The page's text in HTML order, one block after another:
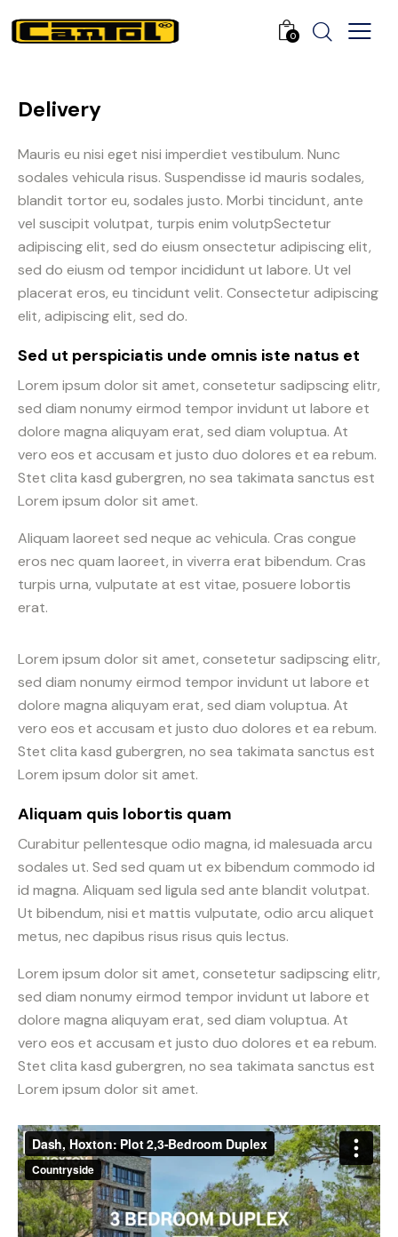
0
Delivery
Mauris eu nisi eget nisi imperdiet vestibulum. Nunc
sodales vehicula risus. Suspendisse id mauris sodales,
blandit tortor eu, sodales justo. Morbi tincidunt, ante
vel suscipit volutpat, turpis enim volutpSectetur
adipiscing elit, sed do eiusm onsectetur adipiscing elit,
sed do eiusm od tempor incididunt ut labore. Ut vel
placerat eros, eu tincidunt velit. Consectetur adipiscing
elit, adipiscing elit, sed do.
Sed ut perspiciatis unde omnis iste natus et
Lorem ipsum dolor sit amet, consetetur sadipscing elitr,
sed diam nonumy eirmod tempor invidunt ut labore et
dolore magna aliquyam erat, sed diam voluptua. At
vero eos et accusam et justo duo dolores et ea rebum.
Stet clita kasd gubergren, no sea takimata sanctus est
Lorem ipsum dolor sit amet.
Aliquam laoreet sed neque ac vehicula. Cras congue
eros nec quam laoreet, in viverra erat bibendum. Cras
turpis urna, vulputate at est vitae, posuere lobortis
erat.
Lorem ipsum dolor sit amet, consetetur sadipscing elitr,
sed diam nonumy eirmod tempor invidunt ut labore et
dolore magna aliquyam erat, sed diam voluptua. At
vero eos et accusam et justo duo dolores et ea rebum.
Stet clita kasd gubergren, no sea takimata sanctus est
Lorem ipsum dolor sit amet.
Aliquam quis lobortis quam
Curabitur pellentesque odio magna, id malesuada arcu
sodales ut. Sed sed quam ut ex bibendum commodo id
id magna. Aliquam sed ligula sed ante blandit volutpat.
Ut bibendum, nisi et mattis vulputate, odio arcu aliquet
metus, nec dapibus risus risus quis lectus.
Lorem ipsum dolor sit amet, consetetur sadipscing elitr,
sed diam nonumy eirmod tempor invidunt ut labore et
dolore magna aliquyam erat, sed diam voluptua. At
vero eos et accusam et justo duo dolores et ea rebum.
Stet clita kasd gubergren, no sea takimata sanctus est
Lorem ipsum dolor sit amet.